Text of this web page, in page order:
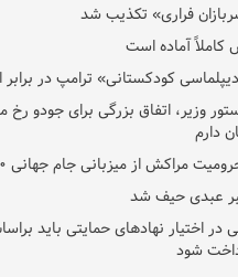
فراری» تکذیب شد
کاملاً آماده است
کودکستانی» ترامپ در برابر
وزیر، اتفاق بزرگی برای جودو
دارم
مراکش از میزبانی جام جهانی ۲۰۳۰ شد
عبدی حیف شد
در اختیار نهادهای حمایتی باید
شود